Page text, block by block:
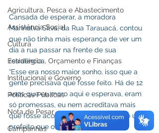
Agricultura, Pesca e Abastecimento
Assistência Social
Cultura
Estratégica, Orçamento e Finanças
Institucional e Governo
Políticas Públicas
Nota de Pesar
Campanhas
Cansada de esperar, a moradora
Marinalva Silva, da Rua Tarauacá, contou
que não tinha mais esperança de ver um
dia a rua passar na frente de sua
residência.
“Esse era nosso maior sonho, isso que a
gente precisava que fosse feito. Há de 12
anos que eu moro aqui e esperava, eram
só promessas, eu nem acreditava mais
que fosse acontecer, mas  agora veio um
prefeito que olhou por nós e fez um